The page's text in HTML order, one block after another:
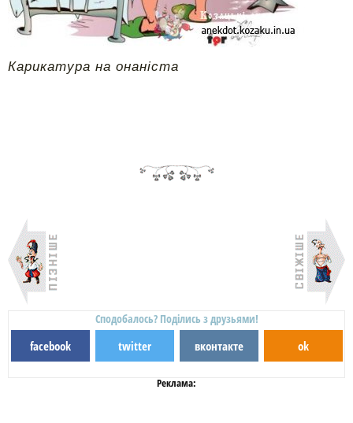
Карикатура на онаніста
Сподобалось? Поділись з друзьями!
facebook twitter вконтакте ok
Реклама: